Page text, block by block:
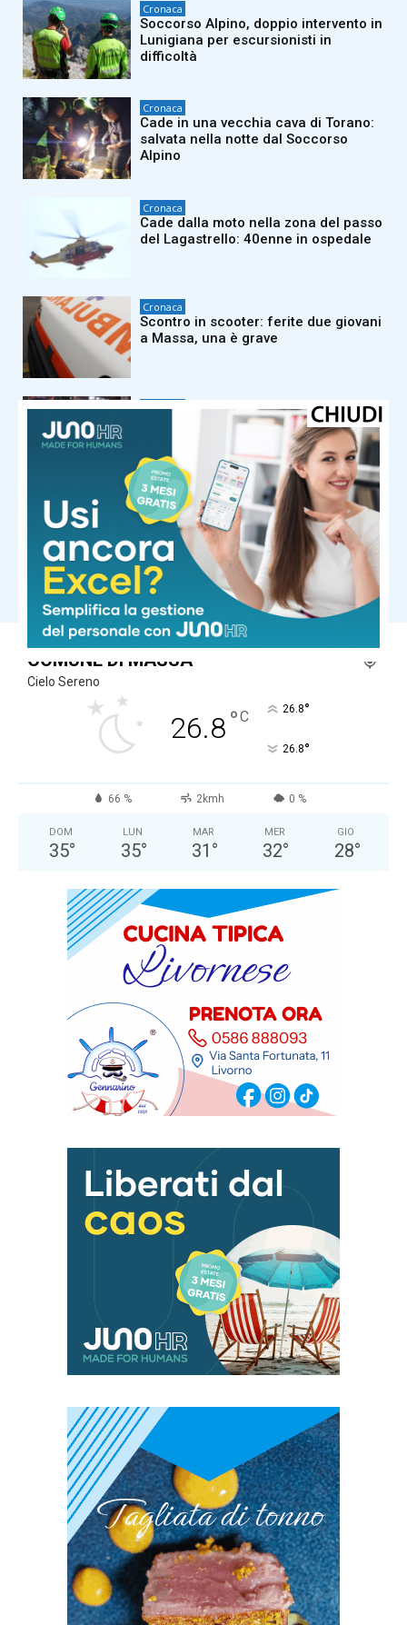
Cronaca
Soccorso Alpino, doppio intervento in
Lunigiana per escursionisti in
difficoltà
Cronaca
Cade in una vecchia cava di Torano:
salvata nella notte dal Soccorso
Alpino
Cronaca
Cade dalla moto nella zona del passo
del Lagastrello: 40enne in ospedale
Cronaca
Scontro in scooter: ferite due giovani
a Massa, una è grave
Cronaca
Scontri fra ultras per lo spareggio
Massese – Larcianese: denunciati in
21
Cronaca
Disperso in mare, ore di ricerche
frenetiche a Marina di Massa
Carica altri
COMUNE DI MASSA
Cielo Sereno
26.8°C 26.8°
26.8°
66 % 2kmh 0 %
DOM
35°
LUN
35°
MAR
31 °
MER
32°
GIO
28°